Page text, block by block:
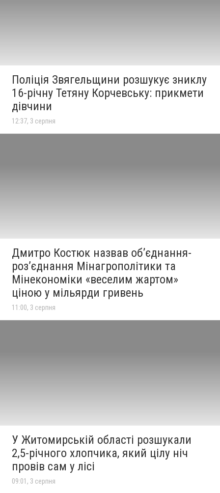
Поліція Звягельщини розшукує зниклу
16-річну Тетяну Корчевську: прикмети
дівчини
12:37, 3 серпня
Дмитро Костюк назвав об’єднання-
роз’єднання Мінагрополітики та
Мінекономіки «веселим жартом»
ціною у мільярди гривень
11:00, 3 серпня
У Житомирській області розшукали
2,5-річного хлопчика, який цілу ніч
провів сам у лісі
09:01, 3 серпня